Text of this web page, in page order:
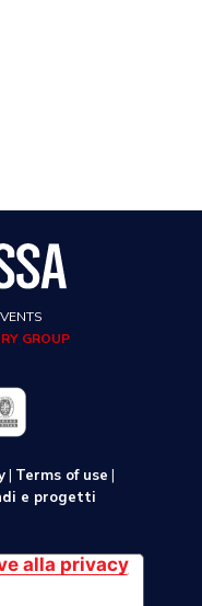
GROUP
| Terms of use |
e progetti
alla privacy